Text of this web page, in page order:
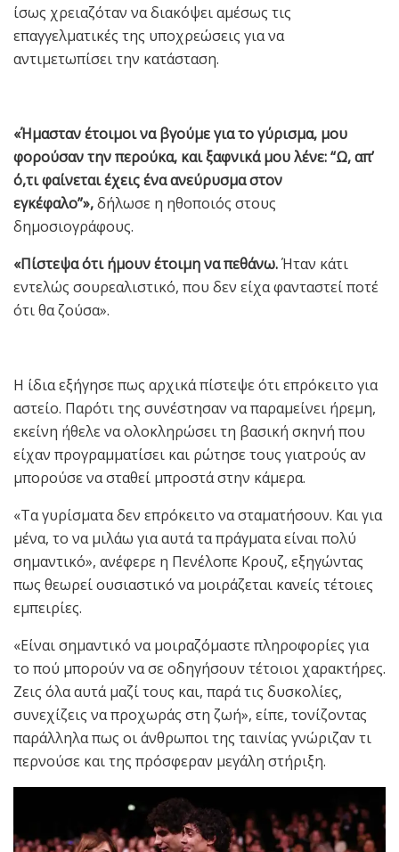
ίσως χρειαζόταν να διακόψει αμέσως τις
επαγγελματικές της υποχρεώσεις για να
αντιμετωπίσει την κατάσταση.
«Ήμασταν έτοιμοι να βγούμε για το γύρισμα, μου
φορούσαν την περούκα, και ξαφνικά μου λένε: “Ω, απ’
ό,τι φαίνεται έχεις ένα ανεύρυσμα στον
εγκέφαλο”»,δήλωσε η ηθοποιός στους
δημοσιογράφους.
«Πίστεψα ότι ήμουν έτοιμη να πεθάνω.Ήταν κάτι
εντελώς σουρεαλιστικό, που δεν είχα φανταστεί ποτέ
ότι θα ζούσα».
Η ίδια εξήγησε πως αρχικά πίστεψε ότι επρόκειτο για
αστείο. Παρότι της συνέστησαν να παραμείνει ήρεμη,
εκείνη ήθελε να ολοκληρώσει τη βασική σκηνή που
είχαν προγραμματίσει και ρώτησε τους γιατρούς αν
μπορούσε να σταθεί μπροστά στην κάμερα.
«Τα γυρίσματα δεν επρόκειτο να σταματήσουν. Και για
μένα, το να μιλάω για αυτά τα πράγματα είναι πολύ
σημαντικό», ανέφερε η Πενέλοπε Κρουζ, εξηγώντας
πως θεωρεί ουσιαστικό να μοιράζεται κανείς τέτοιες
εμπειρίες.
«Είναι σημαντικό να μοιραζόμαστε πληροφορίες για
το πού μπορούν να σε οδηγήσουν τέτοιοι χαρακτήρες.
Ζεις όλα αυτά μαζί τους και, παρά τις δυσκολίες,
συνεχίζεις να προχωράς στη ζωή», είπε, τονίζοντας
παράλληλα πως οι άνθρωποι της ταινίας γνώριζαν τι
περνούσε και της πρόσφεραν μεγάλη στήριξη.